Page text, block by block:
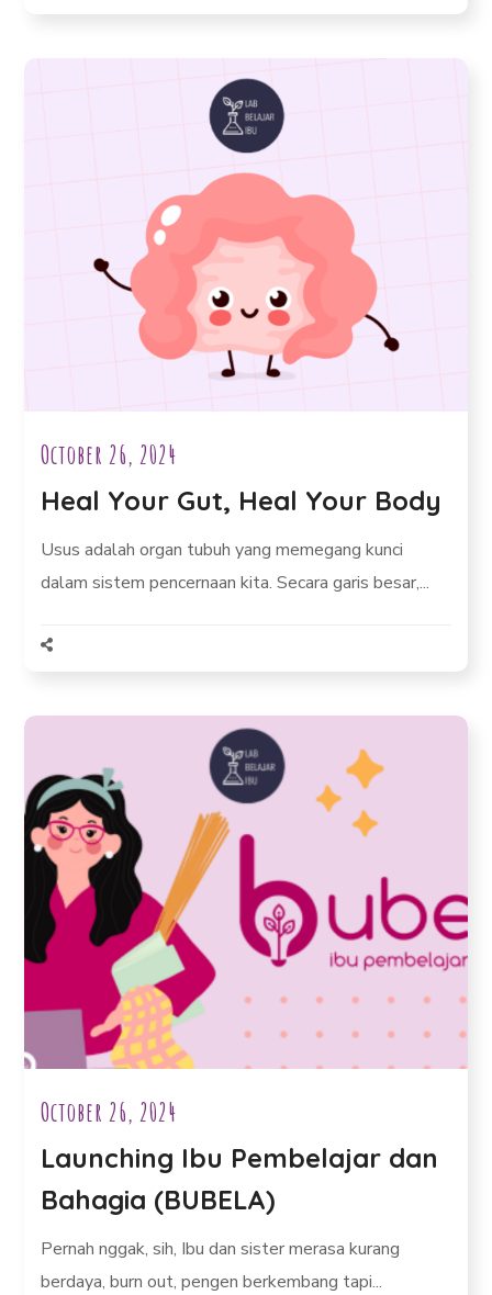
October 26, 2024
Heal Your Gut, Heal Your Body
Usus adalah organ tubuh yang memegang kunci
dalam sistem pencernaan kita. Secara garis besar,...
October 26, 2024
Launching Ibu Pembelajar dan
Bahagia (BUBELA)
Pernah nggak, sih, Ibu dan sister merasa kurang
berdaya, burn out, pengen berkembang tapi...